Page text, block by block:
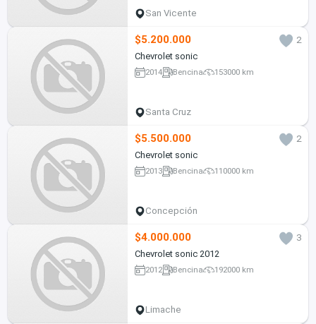
San Vicente
$5.200.000
2
Chevrolet sonic
2014 Bencina 153000 km
Santa Cruz
$5.500.000
2
Chevrolet sonic
2013 Bencina 110000 km
Concepción
$4.000.000
3
Chevrolet sonic 2012
2012 Bencina 192000 km
Limache